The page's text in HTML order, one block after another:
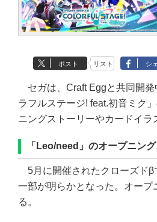
ポスト リスト シ
セガは、Craft Eggと共同開発
ラフルステージ! feat.初音ミク
ニングストーリーやカードイ
「Leo/need」のオープニン
5月に開催されたクローズドβ
一部が明らかとなった。オー
る。